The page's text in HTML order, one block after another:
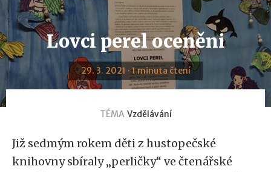
Lovci perel oceněni
29. 3. 2021 · 1 minuta čtení
TÉMA Vzdělávání
Již sedmým rokem děti z hustopečské
knihovny sbíraly „perličky“ ve čtenářské